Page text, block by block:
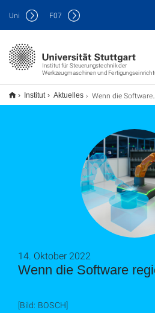
Institut für Steuerungstechnik der
Werkzeugmaschinen und
Uni F07
Institut Aktuelles Wenn die Software regiert
Wenn die Software
14. Oktober 2022
[Bild: BOSCH]